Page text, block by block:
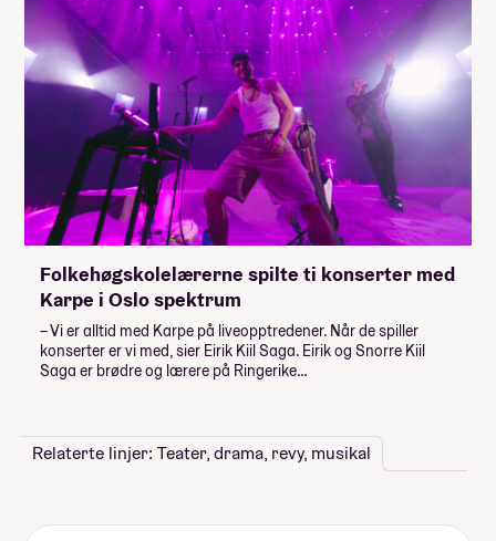
Folkehøgskolelærerne spilte ti konserter med
Karpe i Oslo spektrum
– Vi er alltid med Karpe på liveopptredener. Når de spiller
konserter er vi med, sier Eirik Kiil Saga. Eirik og Snorre Kiil
Saga er brødre og lærere på Ringerike…
Relaterte linjer: Teater, drama, revy, musikal